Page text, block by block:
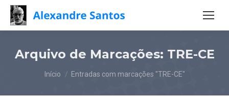
Arquivo de Marcações: TRE-CE
Você está aqui:
Início Entradas com marcações "TRE-CE"